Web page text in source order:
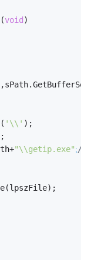
(void )
'\\' );
"\\getip.exe";//